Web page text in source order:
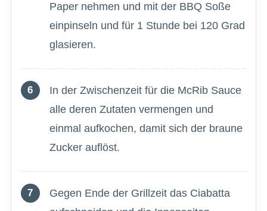
Paper nehmen und mit der BBQ Soße
einpinseln und für 1 Stunde bei 120 Grad
glasieren.
In der Zwischenzeit für die McRib Sauce
alle deren Zutaten vermengen und
einmal aufkochen, damit sich der braune
Zucker auflöst.
Gegen Ende der Grillzeit das Ciabatta